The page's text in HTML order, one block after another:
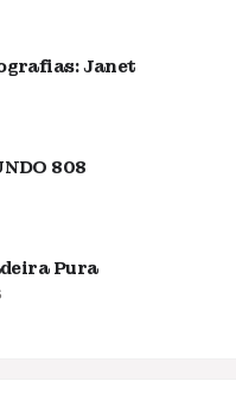
Janet
808
Pura